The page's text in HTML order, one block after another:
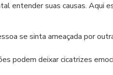
entender suas causas. Aqui
se sinta ameaçada por
podem deixar cicatrizes